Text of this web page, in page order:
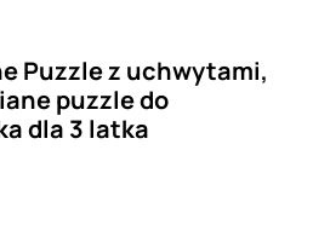
Puzzle z uchwytami,
puzzle do
dla 3 latka